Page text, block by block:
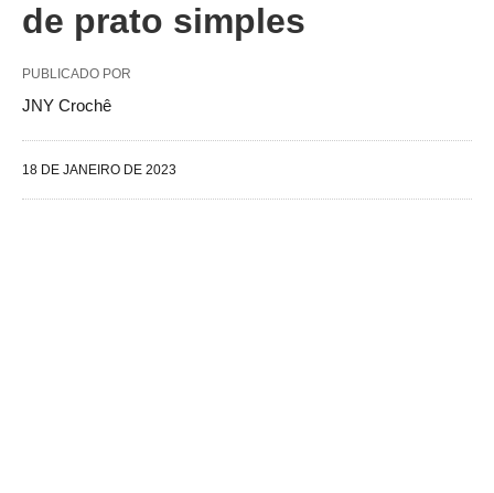
de prato simples
PUBLICADO POR
JNY Crochê
18 DE JANEIRO DE 2023